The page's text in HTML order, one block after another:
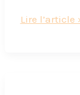
{Spécial
Lire l’article